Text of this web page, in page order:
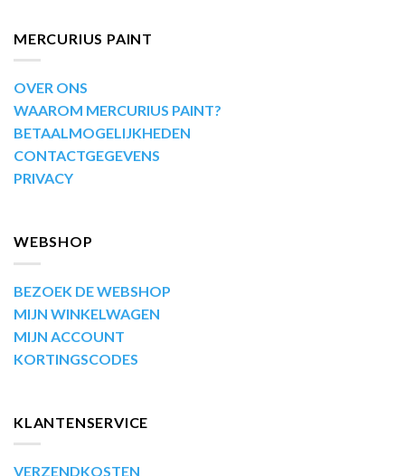
MERCURIUS PAINT
OVER ONS
WAAROM MERCURIUS PAINT?
BETAALMOGELIJKHEDEN
CONTACTGEGEVENS
PRIVACY
WEBSHOP
BEZOEK DE WEBSHOP
MIJN WINKELWAGEN
MIJN ACCOUNT
KORTINGSCODES
KLANTENSERVICE
VERZENDKOSTEN